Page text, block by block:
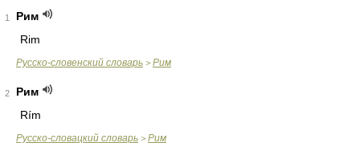
1
Рим
Rim
Русско-словенский словарь > Рим
2
Рим
Rím
Русско-словацкий словарь > Рим